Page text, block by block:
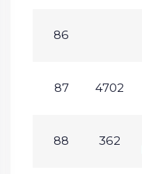
86
87 4702
88 362